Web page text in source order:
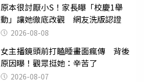
原本很討厭小S！家長曝「校慶1舉
動」讓她徹底改觀 網友洗版認證
2026-08-08
女主播鏡頭前打瞌睡畫面瘋傳 背後
原因曝！觀眾挺她：辛苦了
2026-08-07